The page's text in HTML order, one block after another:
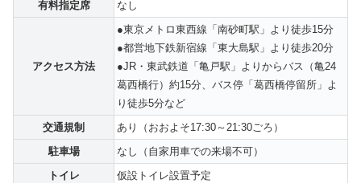
有料指定席
なし
アクセス方法
●東京メトロ東西線「南砂町駅」より徒歩15分
●都営地下鉄新宿線「東大島駅」より徒歩20分
●JR・東武鉄道「亀戸駅」よりからバス（亀24
葛西橋行）約15分、バス停「葛西橋停留所」よ
り徒歩5分など
交通規制
あり（おおよそ17:30～21:30ごろ）
駐車場
なし（自家用車での来場不可）
トイレ
仮設トイレ設置予定